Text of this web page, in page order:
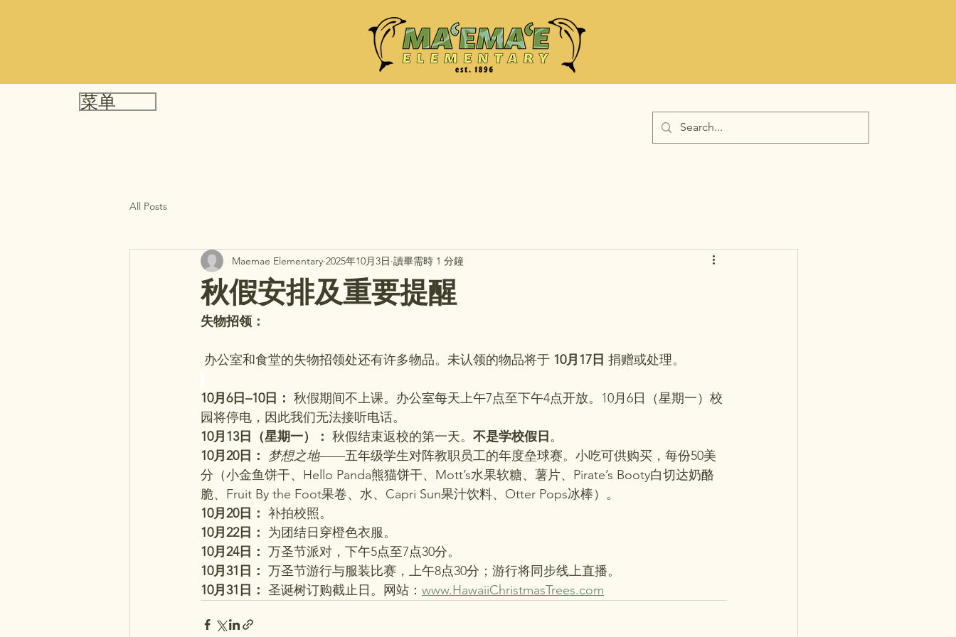
菜单
All Posts
秋假安排及重要提醒
Maemae Elementary 2025年10月3日 讀畢需時 1 分鐘
失物招领：
办公室和食堂的失物招领处还有许多物品。未认领的物品将于 10月17日 捐赠或处理。
10月6日–10日： 秋假期间不上课。办公室每天上午7点至下午4点开放。10月6日（星期一）校
园将停电，因此我们无法接听电话。
10月13日（星期一）： 秋假结束返校的第一天。 不是学校假日 。
10月20日：
梦想之地——五年级学生对阵教职员工的年度垒球赛。小吃可供购买，每份50美
分（小金鱼饼干、Hello Panda熊猫饼干、Mott’s水果软糖、薯片、Pirate’s Booty白切达奶酪
脆、Fruit By the Foot果卷、水、Capri Sun果汁饮料、Otter Pops冰棒）。
10月20日： 补拍校照。
10月22日： 为团结日穿橙色衣服。
10月24日： 万圣节派对，下午5点至7点30分。
10月31日： 万圣节游行与服装比赛，上午8点30分；游行将同步线上直播。
10月31日： 圣诞树订购截止日。网站： www.HawaiiChristmasTrees.com